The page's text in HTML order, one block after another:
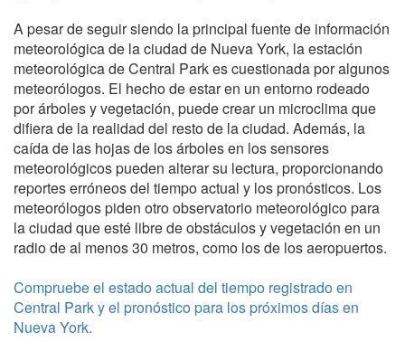
A pesar de seguir siendo la principal fuente de información
meteorológica de la ciudad de Nueva York, la estación
meteorológica de Central Park es cuestionada por algunos
meteorólogos. El hecho de estar en un entorno rodeado
por árboles y vegetación, puede crear un microclima que
difiera de la realidad del resto de la ciudad. Además, la
caída de las hojas de los árboles en los sensores
meteorológicos pueden alterar su lectura, proporcionando
reportes erróneos del tiempo actual y los pronósticos. Los
meteorólogos piden otro observatorio meteorológico para
la ciudad que esté libre de obstáculos y vegetación en un
radio de al menos 30 metros, como los de los aeropuertos.
Compruebe el estado actual del tiempo registrado en
Central Park y el pronóstico para los próximos días en
Nueva York.